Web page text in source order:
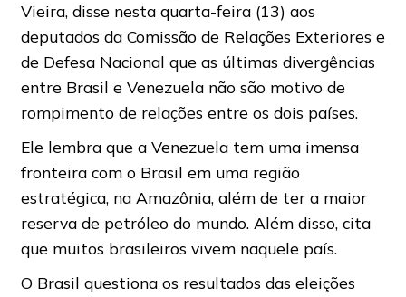
Vieira, disse nesta quarta-feira (13) aos
deputados da Comissão de Relações Exteriores e
de Defesa Nacional que as últimas divergências
entre Brasil e Venezuela não são motivo de
rompimento de relações entre os dois países.
Ele lembra que a Venezuela tem uma imensa
fronteira com o Brasil em uma região
estratégica, na Amazônia, além de ter a maior
reserva de petróleo do mundo. Além disso, cita
que muitos brasileiros vivem naquele país.
O Brasil questiona os resultados das eleições